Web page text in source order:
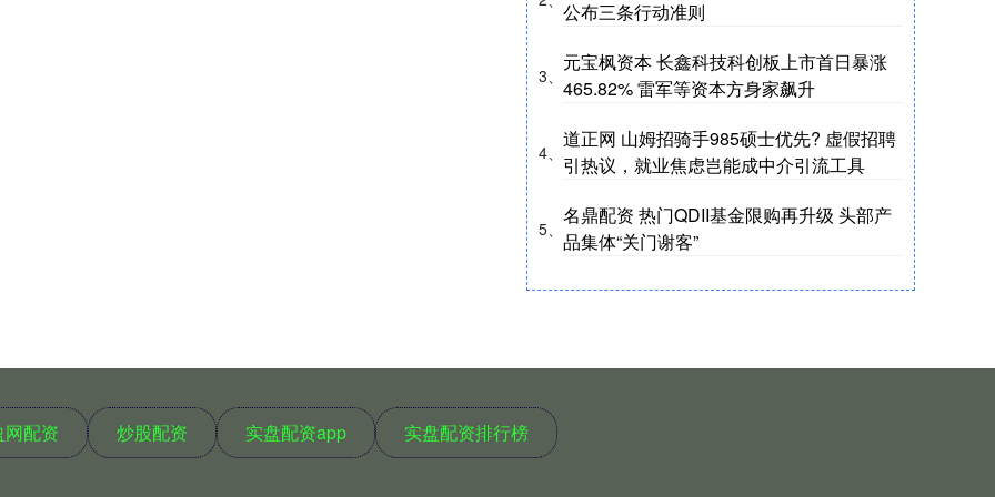
公布三条行动准则
3、
元宝枫资本 长鑫科技科创板上市首日暴涨
465.82% 雷军等资本方身家飙升
4、
道正网 山姆招骑手985硕士优先? 虚假招聘
引热议，就业焦虑岂能成中介引流工具
5、
名鼎配资 热门QDII基金限购再升级 头部产
品集体“关门谢客”
配资 炒股配资 实盘配资app 实盘配资排行榜